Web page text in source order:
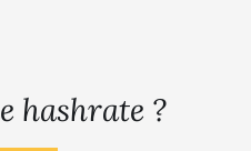
hashrate ?